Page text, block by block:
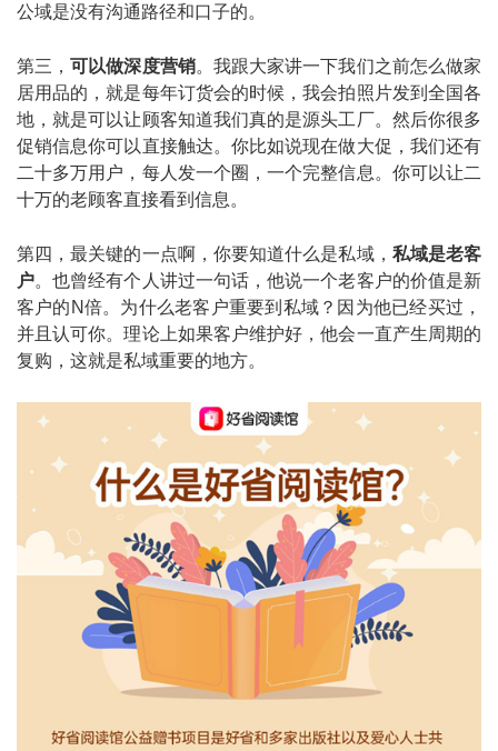
公域是没有沟通路径和口子的。
第三，可以做深度营销。我跟大家讲一下我们之前怎么做家
居用品的，就是每年订货会的时候，我会拍照片发到全国各
地，就是可以让顾客知道我们真的是源头工厂。然后你很多
促销信息你可以直接触达。你比如说现在做大促，我们还有
二十多万用户，每人发一个圈，一个完整信息。你可以让二
十万的老顾客直接看到信息。
第四，最关键的一点啊，你要知道什么是私域， 私域是老客
户。也曾经有个人讲过一句话，他说一个老客户的价值是新
客户的N倍。为什么老客户重要到私域？因为他已经买过，
并且认可你。理论上如果客户维护好，他会一直产生周期的
复购，这就是私域重要的地方。